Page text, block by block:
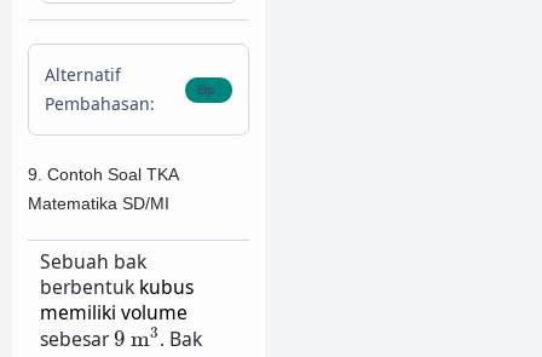
Alternatif
Pembahasan:
9. Contoh Soal TKA
Matematika SD/MI
Sebuah bak
berbentuk kubus
memiliki volume
sebesar9 m3
9m3. Bak